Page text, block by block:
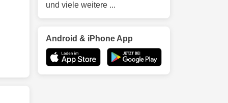
und viele weitere ...
Android & iPhone App